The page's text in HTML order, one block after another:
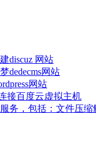
discuz 网站
dedecms网站
网站
接百度云虚拟主机
务，包括：文件压